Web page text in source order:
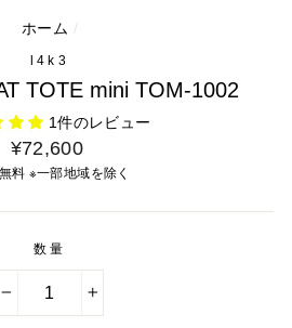
ホーム /
l4k3
TOTE mini TOM-1002
1件のレビュー
通
常
金
¥72,600
料 ※一部地域を除く
数量